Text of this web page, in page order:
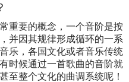
重要的概念，一个音阶是按
并因其规律形成循环的一系
乐，各国文化或者音乐传统
时候通过一首歌曲的音阶就
至整个文化的曲调系统呢！